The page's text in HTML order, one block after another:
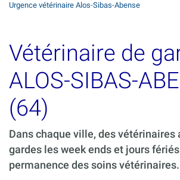
Urgence vétérinaire Alos-Sibas-Abense
Vétérinaire de
ALOS-SIBAS-
(64)
Dans chaque ville, des vétérinaires
gardes les week ends et jours
permanence des soins vétérinaires.